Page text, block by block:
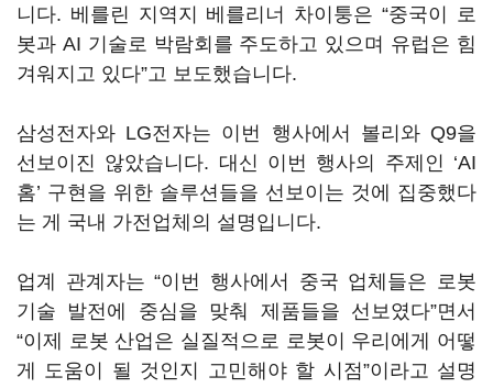
니다. 베를린 지역지 베를리너 차이퉁은 “중국이 로
봇과 AI 기술로 박람회를 주도하고 있으며 유럽은 힘
겨워지고 있다”고 보도했습니다.
삼성전자와 LG전자는 이번 행사에서 볼리와 Q9을
선보이진 않았습니다. 대신 이번 행사의 주제인 ‘AI
홈’ 구현을 위한 솔루션들을 선보이는 것에 집중했다
는 게 국내 가전업체의 설명입니다.
업계 관계자는 “이번 행사에서 중국 업체들은 로봇
기술 발전에 중심을 맞춰 제품들을 선보였다”면서
“이제 로봇 산업은 실질적으로 로봇이 우리에게 어떻
게 도움이 될 것인지 고민해야 할 시점”이라고 설명